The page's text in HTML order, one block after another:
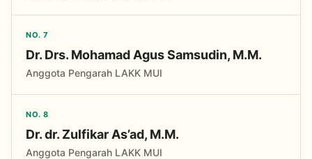
NO. 7
Dr. Drs. Mohamad Agus Samsudin, M.M.
Anggota Pengarah LAKK MUI
NO. 8
Dr. dr. Zulfikar As’ad, M.M.
Anggota Pengarah LAKK MUI